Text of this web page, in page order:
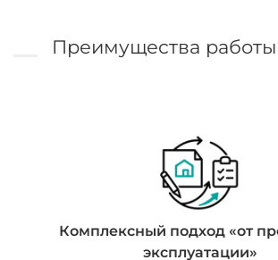
Преимущества
Комплексный подход «от
эксплуатации»